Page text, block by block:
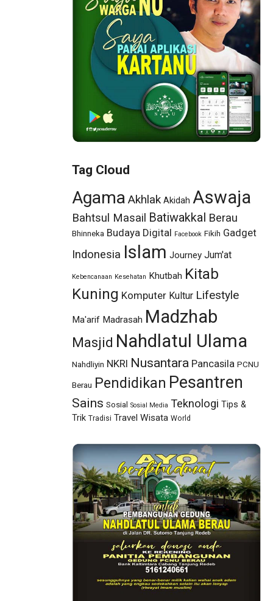
Tag Cloud
Agama Akhlak Akidah Aswaja
Bahtsul Masail Batiwakkal Berau
Bhinneka Budaya Digital Facebook Fikih Gadget
Indonesia Islam Journey Jum'at
Kebencanaan Kesehatan Khutbah Kitab
Kuning Komputer Kultur Lifestyle
Ma'arif Madrasah Madzhab
Masjid Nahdlatul Ulama
Nahdliyin NKRI Nusantara Pancasila PCNU
Berau Pendidikan Pesantren
Sains Sosial Sosial Media Teknologi Tips &
Trik Tradisi Travel Wisata World